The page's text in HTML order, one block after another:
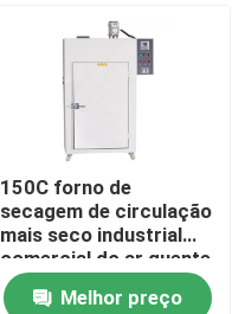
150C forno de
secagem de circulação
mais seco industrial
comercial do ar quente
do forno 5kw
Melhor preço